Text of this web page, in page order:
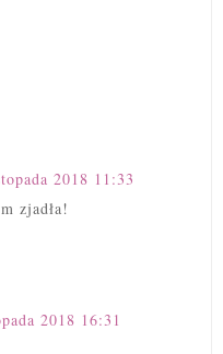
2018 11:33
zjadła!
2018 16:31